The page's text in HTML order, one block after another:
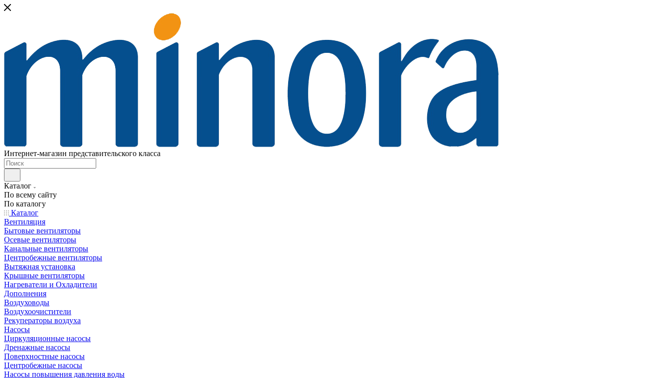
Интернет-магазин представительского класса
Каталог
По всему сайту
По каталогу
Каталог
Вентиляция
Бытовые вентиляторы
Осевые вентиляторы
Канальные вентиляторы
Центробежные вентиляторы
Вытяжная установка
Крышные вентиляторы
Нагреватели и Охладители
Дополнения
Воздуховоды
Воздухоочистители
Рекуператоры воздуха
Насосы
Циркуляционные насосы
Дренажные насосы
Поверхностные насосы
Центробежные насосы
Насосы повышения давления воды